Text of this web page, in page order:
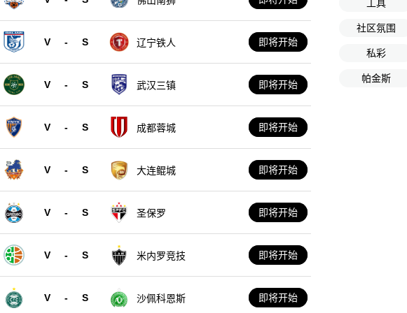
V - S 辽宁铁人 即将开始
V - S 武汉三镇 即将开始
V - S 成都蓉城 即将开始
V - S 大连鲲城 即将开始
V - S 圣保罗 即将开始
V - S 米内罗竞技 即将开始
V - S 沙佩科恩斯 即将开始
工具
社区氛围
私彩
帕金斯